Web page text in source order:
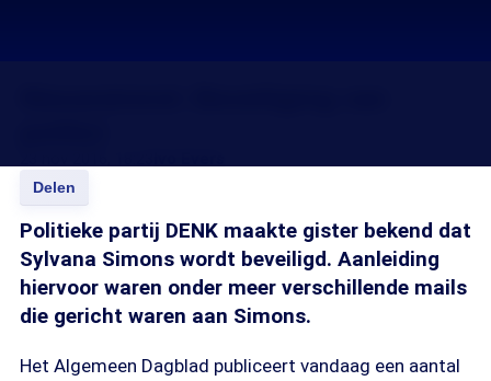
Delen
Politieke partij DENK maakte gister bekend dat
Sylvana Simons wordt beveiligd. Aanleiding
hiervoor waren onder meer verschillende mails
die gericht waren aan Simons.
Het Algemeen Dagblad publiceert vandaag een aantal